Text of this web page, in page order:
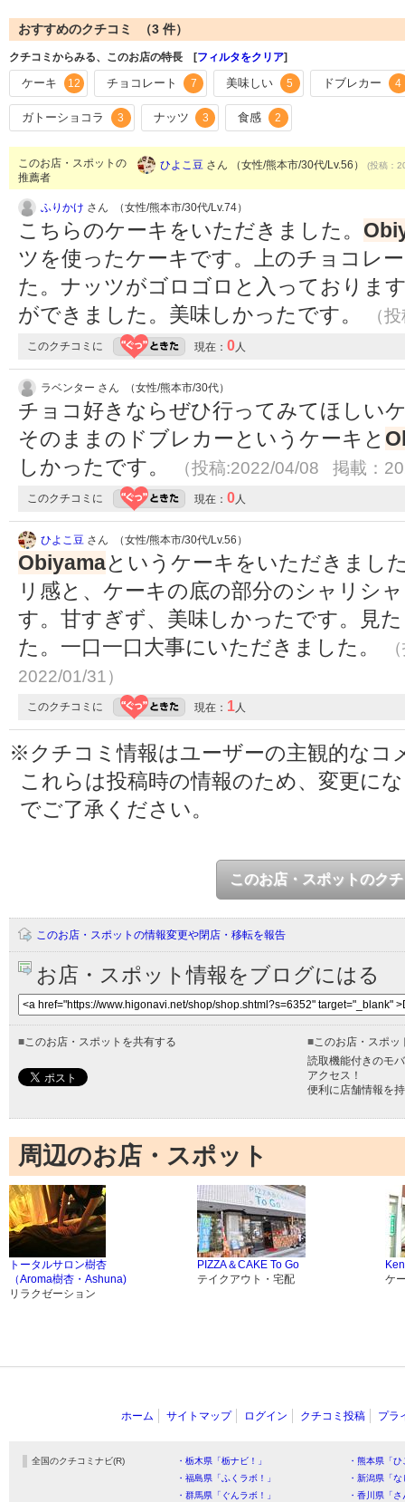
おすすめのクチコミ （3 件）
クチコミからみる、このお店の特長 [フィルタをクリア]
ケーキ 12 チョコレート 7 美味しい 5 ドブレカー 4
ガトーショコラ 3 ナッツ 3 食感 2
このお店・スポットの
推薦者
ひよこ豆 さん （女性/熊本市/30代/Lv.56） (投稿：
ふりかけ さん （女性/熊本市/30代/Lv.74）
こちらのケーキをいただきました。
ツを使ったケーキです。上のチョコレ
た。ナッツがゴロゴロと入っておりま
ができました。美味しかったです。
（
このクチコミに 現在： 0人
ラベンター さん （女性/熊本市/30代）
チョコ好きならぜひ行ってみてほしい
そのままのドブレカーというケーキと
しかったです。
（投稿:2022/04/08 掲載：
このクチコミに 現在： 0人
ひよこ豆 さん （女性/熊本市/30代/Lv.56）
Obiyamaというケーキをいただきまし
リ感と、ケーキの底の部分のシャリシ
す。甘すぎず、美味しかったです。見
た。一口一口大事にいただきました。
2022/01/31）
このクチコミに 現在： 1人
※クチコミ情報はユーザーの主観的なコ
これらは投稿時の情報のため、変更に
でご了承ください。
このお店・スポットのク
このお店・スポットの情報変更や閉店・移転を報告
お店・スポット情報をブログにはる
■このお店・スポットを共有する ■このお店・スポッ
読取機能付きのモ
アクセス！
便利に店舗情報を
周辺のお店・スポット
トータルサロン樹杏
（Aroma樹杏・Ashuna)
リラクゼーション
PIZZA＆CAKE To Go
テイクアウト・宅配
ケ
ホーム サイトマップ ログイン クチコミ投稿 プラ
全国のクチコミナビ(R) ・栃木県「栃ナビ！」
・熊本県「
・福島県「ふくラボ！」
・新潟県「
・群馬県「ぐんラボ！」
・香川県「